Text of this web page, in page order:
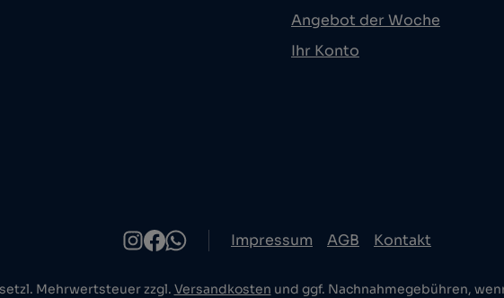
Angebot der Woche
Ihr Konto
Impressum AGB Kontakt
Mehrwertsteuer zzgl. Versandkosten und ggf. Nachnahmegebühren,